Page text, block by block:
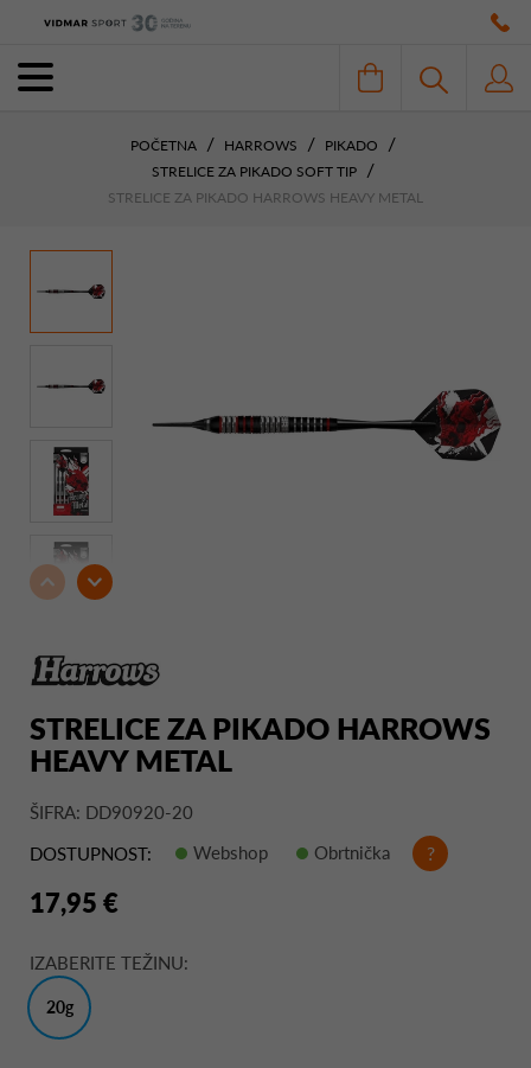
POČETNA HARROWS
PIKADO
STRELICE ZA PIKADO SOFT TIP
STRELICE ZA PIKADO HARROWS HEAVY METAL
STRELICE ZA PIKADO HARROWS
HEAVY METAL
ŠIFRA: DD90920-20
DOSTUPNOST:
Webshop Obrtnička ?
17,95 €
IZABERITE TEŽINU:
20g